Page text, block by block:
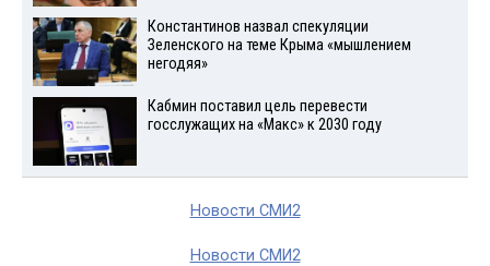
Константинов назвал спекуляции
Зеленского на теме Крыма «мышлением
негодяя»
Кабмин поставил цель перевести
госслужащих на «Макс» к 2030 году
Новости СМИ2
Новости СМИ2